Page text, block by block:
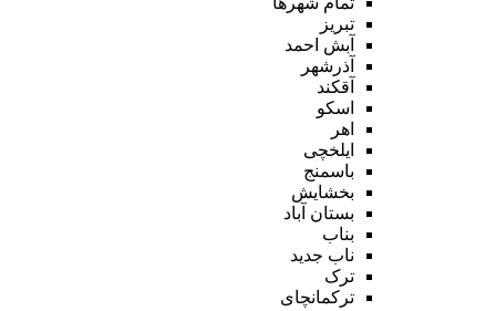
تبریز
آبش احمد
آذرشهر
آقکند
اسکو
اهر
ایلخچی
باسمنج
بخشایش
بستان آباد
بناب
ناب جدید
ترک
ترکمانچای